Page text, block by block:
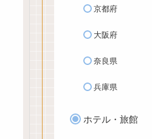
京都府
大阪府
奈良県
兵庫県
ホテル・旅館